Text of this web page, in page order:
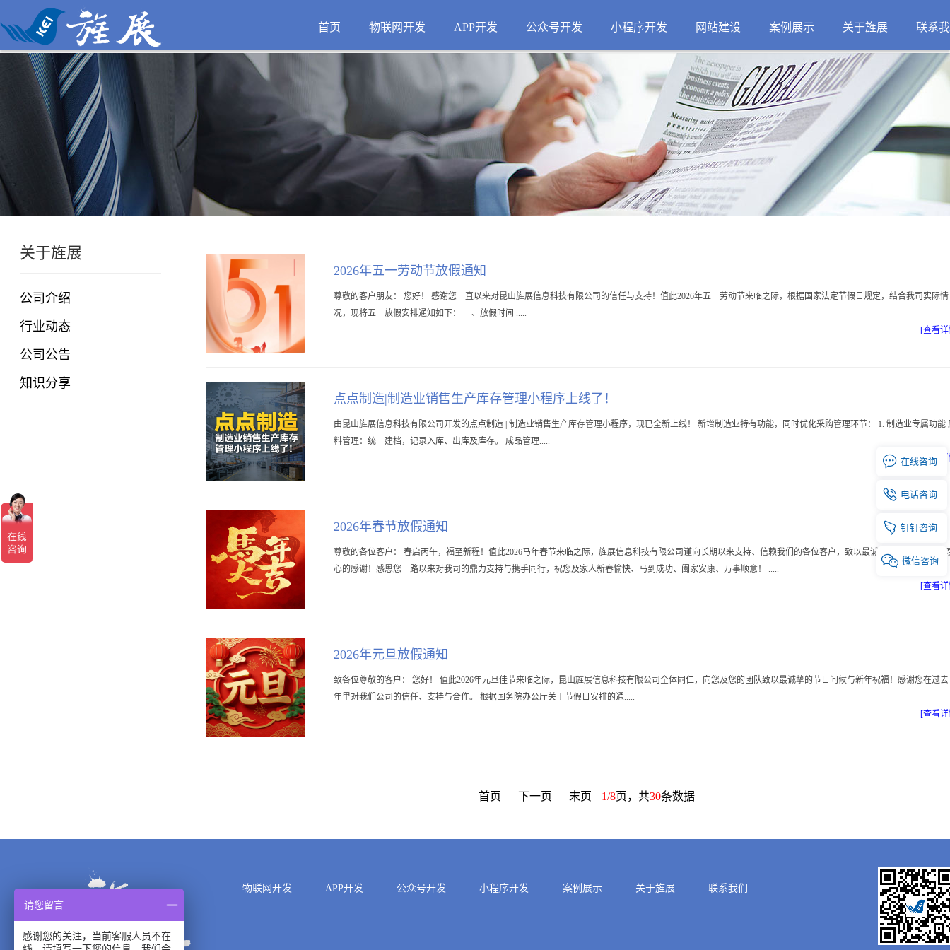
首页 物联网开发 APP开发 公众号开发 小程序开发 网站建设 案例展示
关于旌展
公司介绍
新闻动态
招贤纳士
联系
关于旌展
公司介绍
行业动态
公司公告
知识分享
2026年五一劳动节放假通知
尊敬的客户朋友： 您好！ 感谢您一直以来对昆山旌展信息科技有限公司的信任与支持！值此2026年五一劳动节来临之际，根据国家法定节假日规定，结合我司实际情
况，现将五一放假安排通知如下： 一、放假时间 .....
[查看
点点制造|制造业销售生产库存管理小程序上线了！
由昆山旌展信息科技有限公司开发的点点制造 | 制造业销售生产库存管理小程序，现已全新上线！ 新增制造业特有功能，同时优化采购管理环节： 1. 制造业专属功能
料管理：统一建档，记录入库、出库及库存。 成品管理.....
[查看
2026年春节放假通知
尊敬的各位客户： 春启丙午，福至新程！值此2026马年春节来临之际，旌展信息科技有限公司谨向长期以来支持、信赖我们的各位客户，致以最诚挚的新春祝福和最
心的感谢！感恩您一路以来对我司的鼎力支持与携手同行，祝您及家人新春愉快、马到成功、阖家安康、万事顺意！ .....
[查看
2026年元旦放假通知
致各位尊敬的客户： 您好！ 值此2026年元旦佳节来临之际，昆山旌展信息科技有限公司全体同仁，向您及您的团队致以最诚挚的节日问候与新年祝福！感谢您在过
年里对我们公司的信任、支持与合作。 根据国务院办公厅关于节假日安排的通.....
[查看
首页 下一页 末页 1/8页，共30条数据
物联网开发 APP开发 公众号开发 小程序开发 案例展示 关于旌展 联系我们
 在线咨询
 电话咨询
 钉钉咨询
 微信咨询
请您留言
感谢您的关注，当前客服人员不在